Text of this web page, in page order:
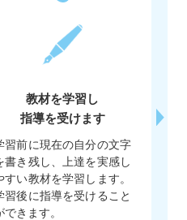
教材を学習し
指導を受けます
習前に現在の自分の文字
書き残し、上達を実感し
すい教材を学習します。
習後に指導を受けること
できます。